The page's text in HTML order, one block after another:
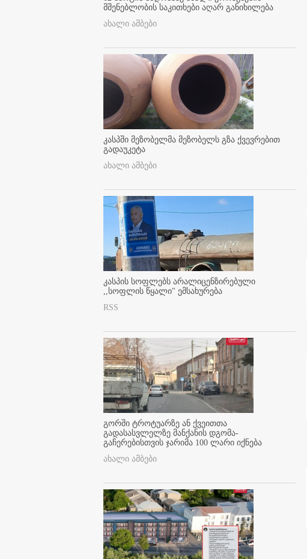
მშენებლობის საკითხები აღარ განიხილება
ახალი ამბები
კასპში მეზობელმა მეზობელს გზა ქვევრებით
გადაუკეტა
ახალი ამბები
კასპის სოფლებს არალიცენზირებული
,,სოფლის წყალი" ემსახურება
RSS
გორში ტროტუარზე ან ქვეითთა
გადასასვლელზე მანქანის დგომა-
გაჩერებისთვის ჯარიმა 100 ლარი იქნება
ახალი ამბები